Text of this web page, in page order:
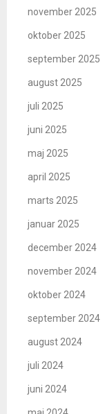
november 2025
oktober 2025
september 2025
august 2025
juli 2025
juni 2025
maj 2025
april 2025
marts 2025
januar 2025
december 2024
november 2024
oktober 2024
september 2024
august 2024
juli 2024
juni 2024